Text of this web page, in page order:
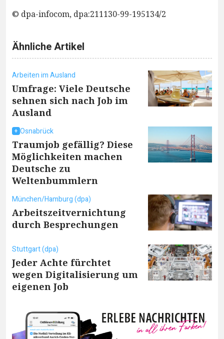
© dpa-infocom, dpa:211130-99-195134/2
Ähnliche Artikel
Arbeiten im Ausland
Umfrage: Viele Deutsche
sehnen sich nach Job im
Ausland
Osnabrück
Traumjob gefällig? Diese
Möglichkeiten machen
Deutsche zu
Weltenbummlern
München/Hamburg (dpa)
Arbeitszeitvernichtung
durch Besprechungen
Stuttgart (dpa)
Jeder Achte fürchtet
wegen Digitalisierung um
eigenen Job